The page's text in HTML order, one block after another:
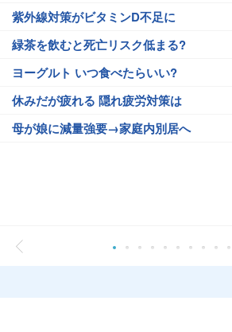
紫外線対策がビタミンD不足に
緑茶を飲むと死亡リスク低まる?
ヨーグルト いつ食べたらいい?
休みだが疲れる 隠れ疲労対策は
母が娘に減量強要→家庭内別居へ